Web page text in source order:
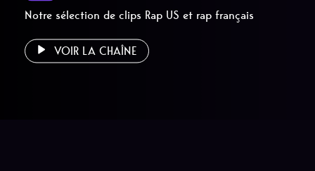
Notre sélection de clips Rap US et rap français
VOIR LA CHAÎNE